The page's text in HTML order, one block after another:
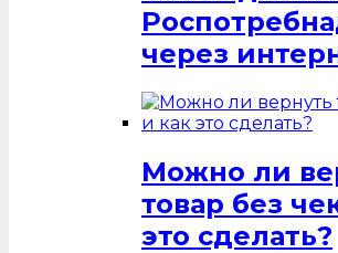
через
Можно ли
товар без
это сделать?